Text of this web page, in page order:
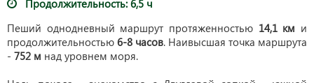
Продолжительность: 6,5 ч
Пеший однодневный маршрут протяженностью 14,1 км и
продолжительностью 6-8 часов. Наивысшая точка маршрута
- 752 м над уровнем моря.